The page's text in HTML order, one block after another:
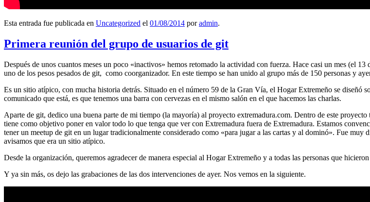
Esta entrada fue publicada en Uncategorized el 01/08/2014 poradmin.
Primera reunión del grupo de usuarios de git
Después de unos cuantos meses un poco «inactivos» hemos retomado la actividad con fuerza. Hace casi un mes (el 13
uno de los pesos pesados de git, como coorganizador. En este tiempo se han unido al grupo más de 150 personas y
Es un sitio atípico, con mucha historia detrás. Situado en el número 59 de la Gran Vía, el Hogar Extremeño se
comunicado que está, es que tenemos una barra con cervezas en el mismo salón en el que hacemos las charlas.
Aparte de git, dedico una buena parte de mi tiempo (la mayoría) al proyecto extremadura.com. Dentro de este
tiene como objetivo poner en valor todo lo que tenga que ver con Extremadura fuera de Extremadura. Estamos
tener un meetup de git en un lugar tradicionalmente considerado como «para jugar a las cartas y al dominó». Fue
avisamos que era un sitio atípico.
Desde la organización, queremos agradecer de manera especial al Hogar Extremeño y a todas las personas que
Y ya sin más, os dejo las grabaciones de las dos intervenciones de ayer. Nos vemos en la siguiente.